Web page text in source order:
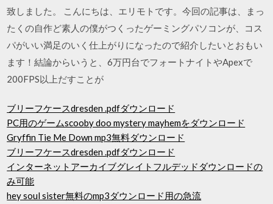
致しました。 こんにちは、エリモトです。今回の記事は、まっ
たくの自作ど素人の僕がつくったゲーミングパソコンが、コス
パがいい満足のいく仕上がりになったので紹介したいとおもい
ます！結論からいうと、6万円台でフォートナイトやApexで
200FPS以上だすことが
ブリーフケースdresden .pdfダウンロード
PC用のゲームscooby doo mystery mayhemをダウンロード
Gryffin Tie Me Down mp3無料ダウンロード
ブリーフケースdresden .pdfダウンロード
インターネットアーカイブグレイトフルデッドダウンロードの
み可能
hey soul sister無料のmp3ダウンロード用の急流